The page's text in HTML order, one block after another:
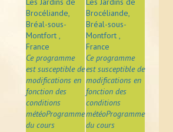
Brocéliande,
Bréal-sous-
Montfort ,
France
Ce programme
est susceptible de
modifications en
fonction des
conditions
météoProgramme
du cours
Brocéliande,
Bréal-sous-
Montfort ,
France
Ce programme
est susceptible de
modifications en
fonction des
conditions
météoProgramme
du cours